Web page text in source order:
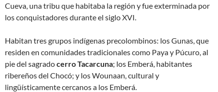
Cueva, una tribu que habitaba la región y fue exterminada por
los conquistadores durante el siglo XVI.
Habitan tres grupos indígenas precolombinos: los Gunas, que
residen en comunidades tradicionales como Paya y Púcuro, al
pie del sagradocerro Tacarcuna; los Emberá, habitantes
ribereños del Chocó; y los Wounaan, cultural y
lingüísticamente cercanos a los Emberá.